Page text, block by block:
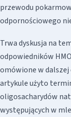
przewodu
odpornościowego
Trwa dyskusja na
odpowiedników
omówione w dalszej
artykule użyto
oligosacharydów
występujących w